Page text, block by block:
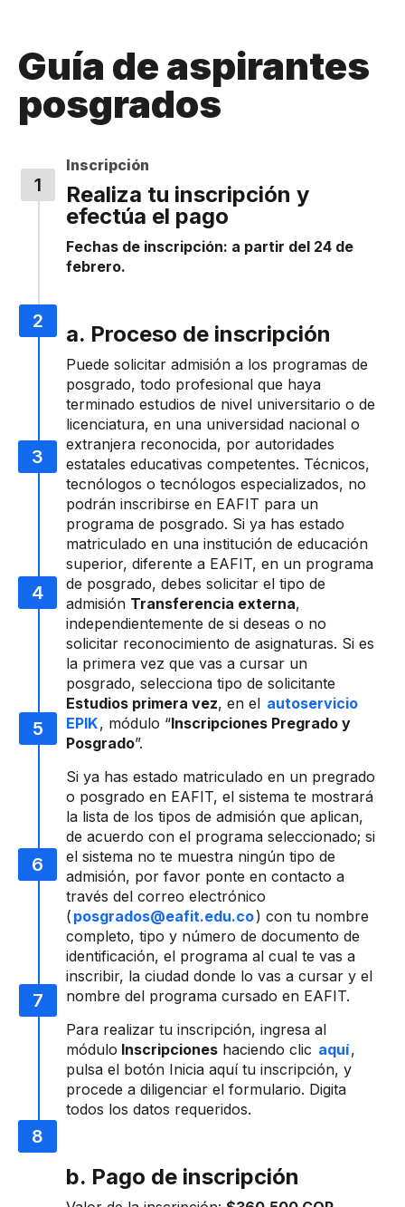
Guía de aspirantes
posgrados
Inscripción
Realiza tu inscripción y
efectúa el pago
Fechas de inscripción: a partir del 24 de
febrero.
a. Proceso de inscripción
Puede solicitar admisión a los programas de
posgrado, todo profesional que haya
terminado estudios de nivel universitario o de
licenciatura, en una universidad nacional o
extranjera reconocida, por autoridades
estatales educativas competentes. Técnicos,
tecnólogos o tecnólogos especializados, no
podrán inscribirse en EAFIT para un
programa de posgrado. Si ya has estado
matriculado en una institución de educación
superior, diferente a EAFIT, en un programa
de posgrado, debes solicitar el tipo de
admisión Transferencia externa,
independientemente de si deseas o no
solicitar reconocimiento de asignaturas. Si es
la primera vez que vas a cursar un
posgrado, selecciona tipo de solicitante
Estudios primera vez, en el autoservicio
EPIK, módulo “Inscripciones Pregrado y
Posgrado”.
Si ya has estado matriculado en un pregrado
o posgrado en EAFIT, el sistema te mostrará
la lista de los tipos de admisión que aplican,
de acuerdo con el programa seleccionado; si
el sistema no te muestra ningún tipo de
admisión, por favor ponte en contacto a
través del correo electrónico
( posgrados@eafit.edu.co) con tu nombre
completo, tipo y número de documento de
identificación, el programa al cual te vas a
inscribir, la ciudad donde lo vas a cursar y el
nombre del programa cursado en EAFIT.
Para realizar tu inscripción, ingresa al
módulo Inscripciones haciendo clic aquí,
pulsa el botón Inicia aquí tu inscripción, y
procede a diligenciar el formulario. Digita
todos los datos requeridos.
b. Pago de inscripción